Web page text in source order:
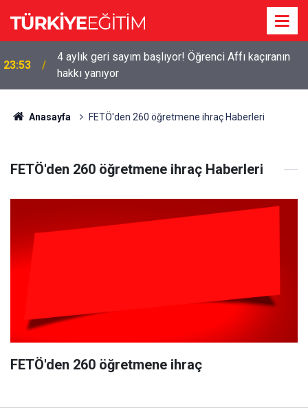
23:53
4 aylık geri sayım başlıyor! Öğrenci Affı kaçıranın
hakkı yanıyor
Anasayfa FETÖ'den 260 öğretmene ihraç Haberleri
FETÖ'den 260 öğretmene ihraç Haberleri
FETÖ'den 260 öğretmene ihraç